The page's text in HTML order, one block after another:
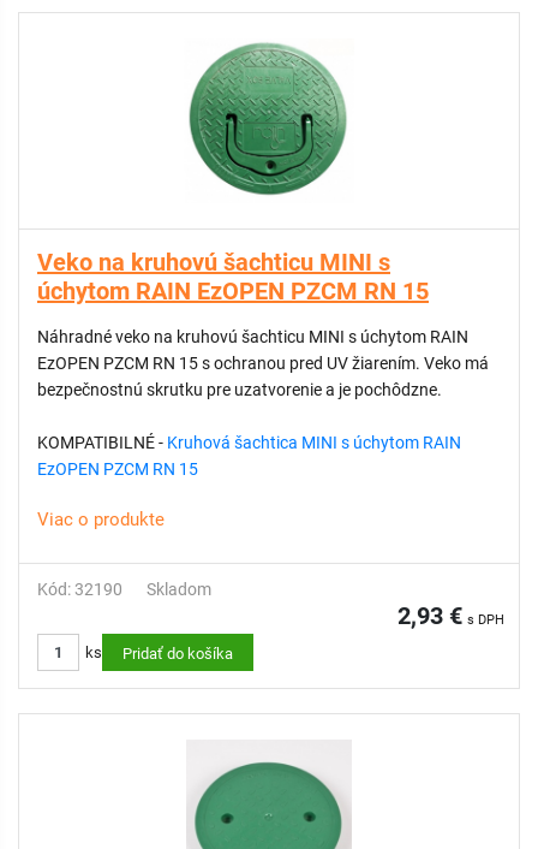
Veko na kruhovú šachticu MINI s
úchytom RAIN EzOPEN PZCM RN 15
Náhradné veko na kruhovú šachticu MINI s úchytom RAIN
EzOPEN PZCM RN 15 s ochranou pred UV žiarením. Veko má
bezpečnostnú skrutku pre uzatvorenie a je pochôdzne.
KOMPATIBILNÉ - Kruhová šachtica MINI s úchytom RAIN
EzOPEN PZCM RN 15
Viac o produkte
Kód: 32190 Skladom
2,93 € s DPH
ks Pridať do košíka